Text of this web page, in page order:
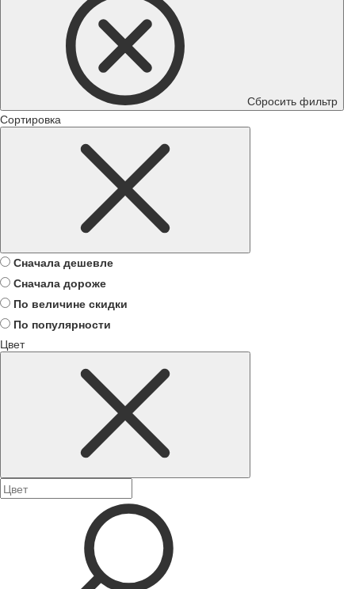
Сбросить фильтр
Сортировка
Сначала дешевле
Сначала дороже
По величине скидки
По популярности
Цвет